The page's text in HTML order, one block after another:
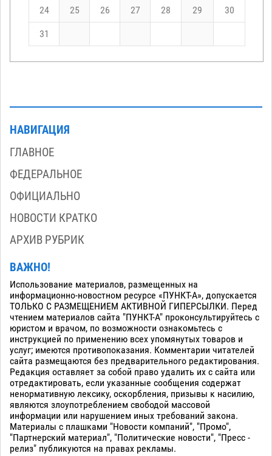
24 25 26 27 28 29 30
31
НАВИГАЦИЯ
ГЛАВНОЕ
ФЕДЕРАЛЬНОЕ
ОФИЦИАЛЬНО
НОВОСТИ КРАТКО
АРХИВ РУБРИК
ВАЖНО!
Использование материалов, размещенных на
информационно-новостном ресурсе «ПУНКТ-А», допускается
ТОЛЬКО С РАЗМЕЩЕНИЕМ АКТИВНОЙ ГИПЕРСЫЛКИ. Перед
чтением материалов сайта "ПУНКТ-А" проконсультируйтесь с
юристом и врачом, по возможности ознакомьтесь с
инструкцией по применению всех упомянутых товаров и
услуг; имеются противопоказания. Комментарии читателей
сайта размещаются без предварительного редактирования.
Редакция оставляет за собой право удалить их с сайта или
отредактировать, если указанные сообщения содержат
ненормативную лексику, оскорбления, призывы к насилию,
являются злоупотреблением свободой массовой
информации или нарушением иных требований закона.
Материалы с плашками "Новости компаний", "Промо",
"Партнерский материал", "Политические новости", "Пресс -
релиз" публикуются на правах рекламы.